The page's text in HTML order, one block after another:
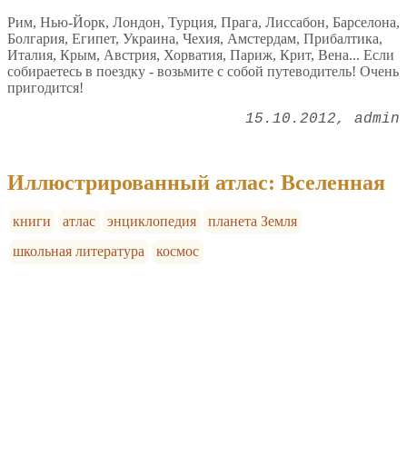
Рим, Нью-Йорк, Лондон, Турция, Прага, Лиссабон, Барселона,
Болгария, Египет, Украина, Чехия, Амстердам, Прибалтика,
Италия, Крым, Австрия, Хорватия, Париж, Крит, Вена... Если
собираетесь в поездку - возьмите с собой путеводитель! Очень
пригодится!
15.10.2012 admin
Иллюстрированный атлас: Вселенная
книги атлас энциклопедия
планета Земля
школьная литература
космос